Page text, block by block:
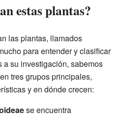
estas plantas?
las plantas, llamados
para entender y clasificar
a su investigación, sabemos
tres grupos principales,
y en dónde crecen:
se encuentra